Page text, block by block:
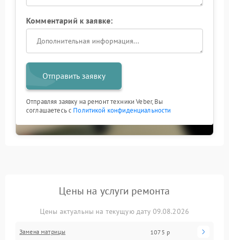
Комментарий к заявке:
Отправить заявку
Отправляя заявку на ремонт техники Veber, Вы
соглашаетесь с Политикой конфиденциальности
Цены на услуги ремонта
Цены актуальны на текущую дату 09.08.2026
Замена матрицы 1075 р